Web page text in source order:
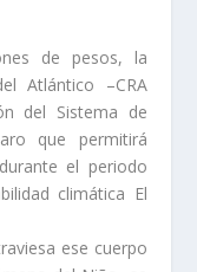
de pesos, la
Atlántico –CRA
del Sistema de
que permitirá
el periodo
climática El
ese cuerpo